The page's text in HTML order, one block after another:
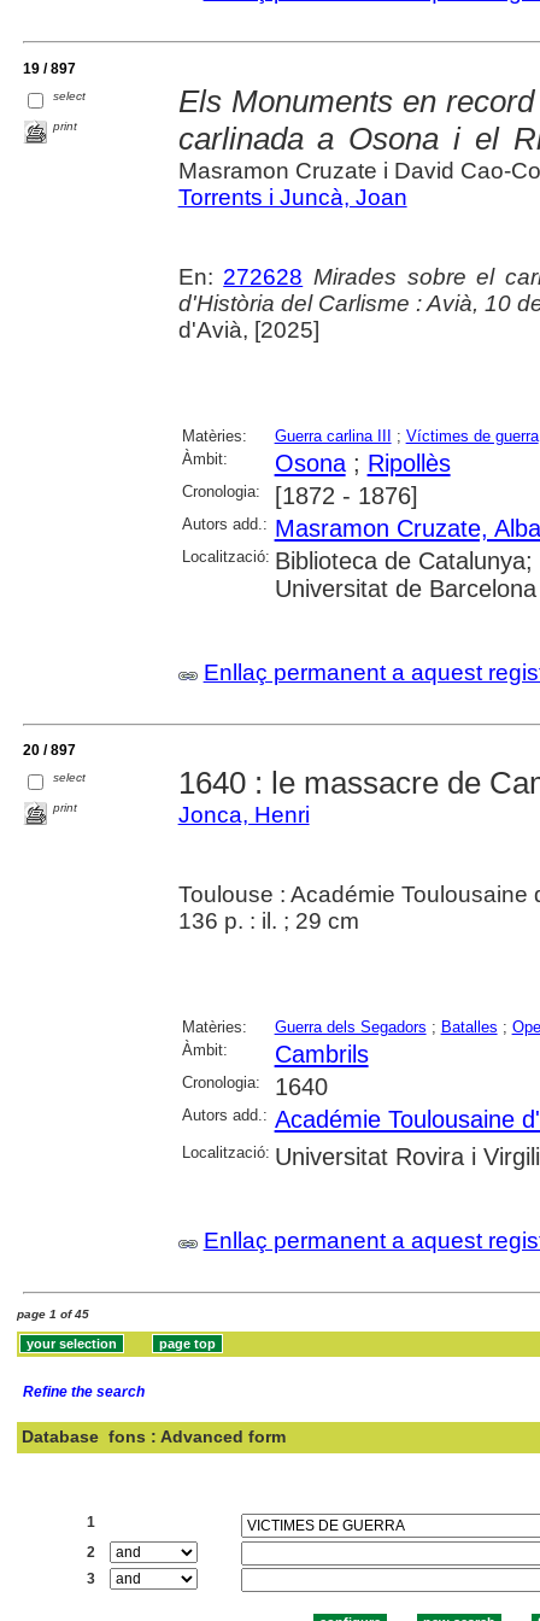
19 / 897
select
print
Els Monuments en
carlinada a Osona i el
Masramon Cruzate i David Cao-
Torrents i Juncà, Joan
En: 272628 Mirades sobre el
d'Història del Carlisme : Avià, 10
d'Avià, [2025]
Matèries: Guerra carlina III ; Víctimes de guerra
Àmbit:
Osona; Ripollès
Cronologia: [1872 - 1876]
Autors add.: Masramon Cruzate, Alba
Localització: Biblioteca de
Universitat de Barcelona
Enllaç permanent a aquest
20 / 897
select
print
1640 : le massacre de
Jonca, Henri
Toulouse : Académie
136 p. : il. ; 29 cm
Matèries: Guerra dels Segadors ; Batalles ;
Àmbit:
Cambrils
Cronologia: 1640
Autors add.: Académie Toulousaine
Localització: Universitat Rovira i Virgili
Enllaç permanent a aquest
page 1 of 45
Refine the search
Database fons : Advanced form
1
2
3